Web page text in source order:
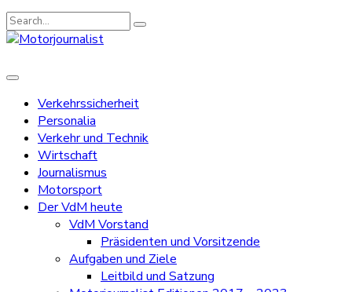
Search
for:
Verkehrssicherheit
Personalia
Verkehr und Technik
Wirtschaft
Journalismus
Motorsport
Der VdM heute
VdM Vorstand
Präsidenten und Vorsitzende
Aufgaben und Ziele
Leitbild und Satzung